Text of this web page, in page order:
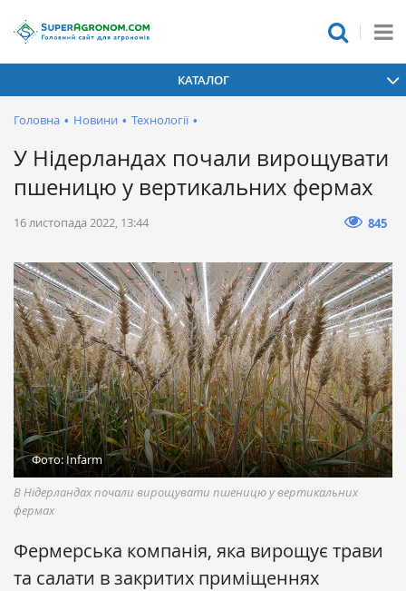
КАТАЛОГ
Головна • Новини • Технології •
У Нідерландах почали вирощувати
пшеницю у вертикальних фермах
16 листопада 2022, 13:44 845
Фото: Infarm
В Нідерландах почали вирощувати пшеницю у вертикальних
фермах
Фермерська компанія, яка вирощує трави
та салати в закритих приміщеннях